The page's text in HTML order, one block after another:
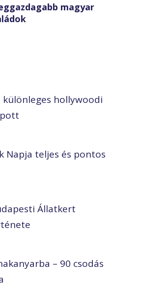
magyar
hollywoodi
Napja teljes és pontos
Állatkert
– 90 csodás